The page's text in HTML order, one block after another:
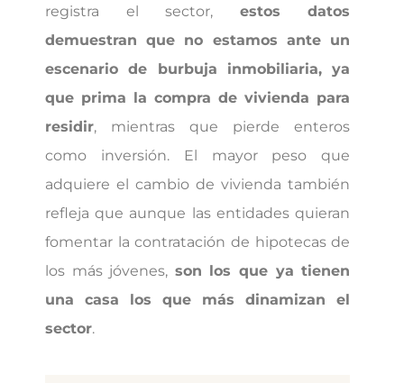
registra el sector, estos datos
demuestran que no estamos ante un
escenario de burbuja inmobiliaria, ya
que prima la compra de vivienda para
residir, mientras que pierde enteros
como inversión. El mayor peso que
adquiere el cambio de vivienda también
refleja que aunque las entidades quieran
fomentar la contratación de hipotecas de
los más jóvenes, son los que ya tienen
una casa los que más dinamizan el
sector.